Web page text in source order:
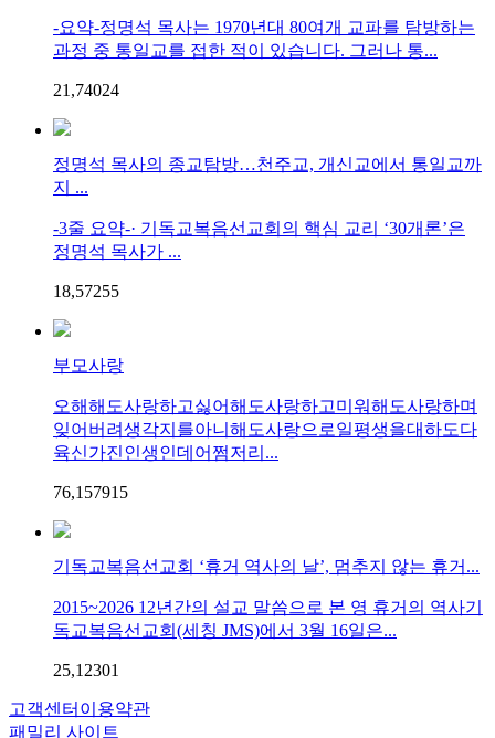
-요약-정명석 목사는 1970년대 80여개 교파를 탐방하는
과정 중 통일교를 접한 적이 있습니다. 그러나 통...
21,74024
정명석 목사의 종교탐방…천주교, 개신교에서 통일교까
지 ...
-3줄 요약-· 기독교복음선교회의 핵심 교리 ‘30개론’은
정명석 목사가 ...
18,57255
부모사랑
오해해도사랑하고싫어해도사랑하고미워해도사랑하며
잊어버려생각지를아니해도사랑으로일평생을대하도다
육신가진인생인데어쩜저리...
76,157915
기독교복음선교회 ‘휴거 역사의 날’, 멈추지 않는 휴거...
2015~2026 12년간의 설교 말씀으로 본 영 휴거의 역사기
독교복음선교회(세칭 JMS)에서 3월 16일은...
25,12301
고객센터 이용약관
패밀리 사이트